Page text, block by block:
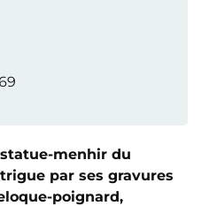
menhir du
par ses gravures
poignard,